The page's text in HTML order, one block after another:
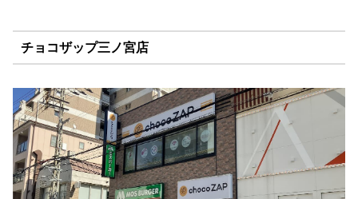
チョコザップ三ノ宮店